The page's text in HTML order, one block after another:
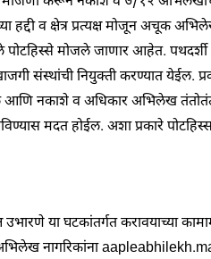
हद्दी व क्षेत्र प्रत्यक्ष मोजून अचूक
पोटहिस्से मोजले जाणार आहेत.
संस्थांची नियुक्ती करण्यात येईल.
आणि नकाशे व अधिकार अभिलेख
मदत होईल. अशा प्रकारे
या घटकांतर्गत करावयाच्या
नागरिकांना